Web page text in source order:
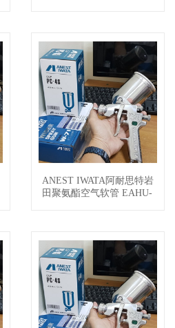
查看详情
ANEST IWATA阿耐思特岩
田聚氨酯空气软管 EAHU-